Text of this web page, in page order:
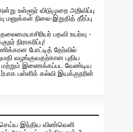
உள்ளூர் விடுமுறை அறிவிப்பு
மனுக்கள் நிலை-இறுதித் தீர்ப்பு
பதவி உயர்வு -
நிராகரிப்பு!
போட்டித் தேர்வில்
வழங்குவதற்கான புதிய
மற்றும் இணைக்கப்பட வேண்டிய
பள்ளிக் கல்வி இயக்குநரின்
இந்திய விண்வெளி